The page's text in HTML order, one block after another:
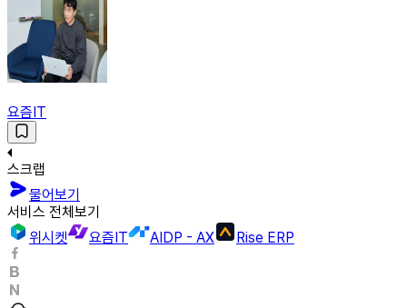
요즘IT
스크랩
물어보기
서비스 전체보기
위시켓
요즘IT AIDP - AX Rise ERP